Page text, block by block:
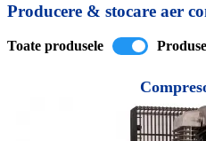
Producere & stocare aer
Toate produsele